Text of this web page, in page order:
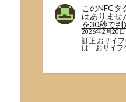
このNFCタ
はありませ
を30秒で判
2026年2月20日
訂正 おサイ
は おサイフ